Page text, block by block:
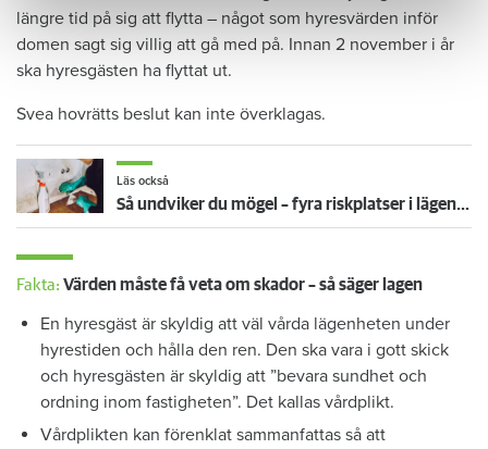
längre tid på sig att flytta – något som hyresvärden inför
domen sagt sig villig att gå med på. Innan 2 november i år
ska hyresgästen ha flyttat ut.
Svea hovrätts beslut kan inte överklagas.
Läs också
Så undviker du mögel – fyra riskplatser i lägenheten: ”Måste städa bort”
Fakta: Värden måste få veta om skador – så säger lagen
En hyresgäst är skyldig att väl vårda lägenheten under
hyrestiden och hålla den ren. Den ska vara i gott skick
och hyresgästen är skyldig att ”bevara sundhet och
ordning inom fastigheten”. Det kallas vårdplikt.
Vårdplikten kan förenklat sammanfattas så att